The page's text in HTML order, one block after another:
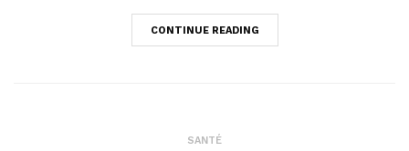
CONTINUE READING
SANTÉ